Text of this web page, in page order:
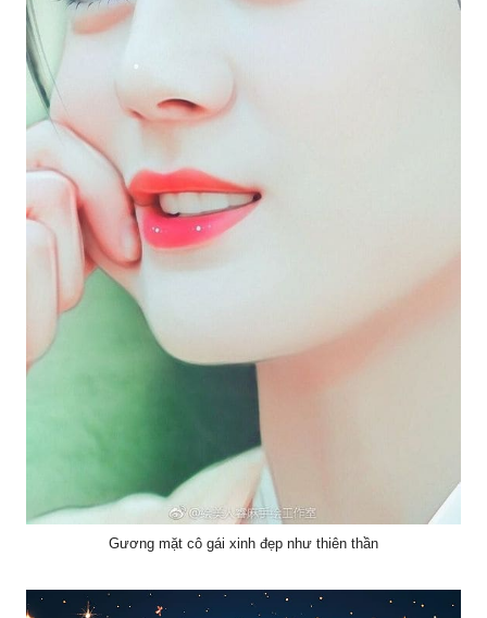
Gương mặt cô gái xinh đẹp như thiên thần